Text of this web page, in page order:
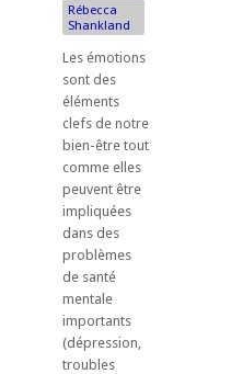
Rébecca
Shankland
Les émotions
sont des
éléments
clefs de notre
bien-être tout
comme elles
peuvent être
impliquées
dans des
problèmes
de santé
mentale
importants
(dépression,
troubles